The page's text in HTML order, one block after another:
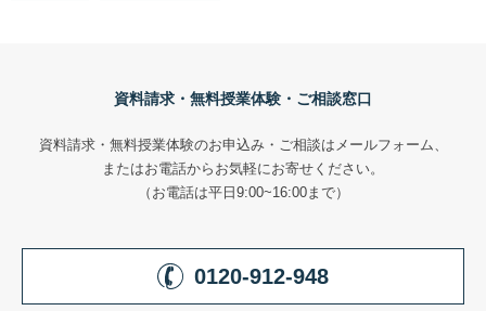
資料請求・無料授業体験・ご相談窓口
資料請求・無料授業体験のお申込み・ご相談はメールフォーム、
またはお電話からお気軽にお寄せください。
（お電話は平日9:00~16:00まで）
0120-912-948